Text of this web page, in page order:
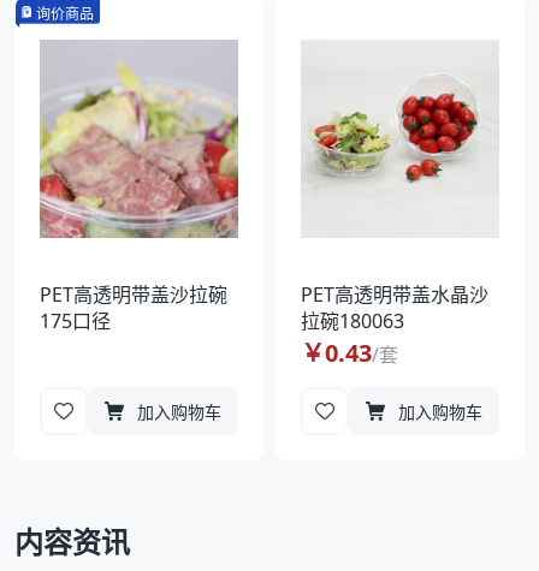
询价商品
PET高透明带盖沙拉碗
175口径
加入购物车
PET高透明带盖水晶沙
拉碗180063
￥0.43/套
加入购物车
内容资讯